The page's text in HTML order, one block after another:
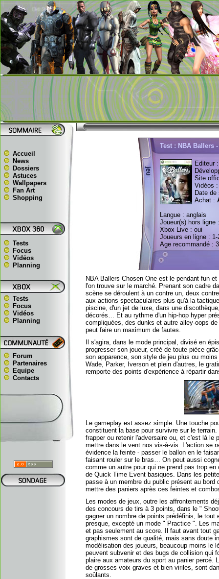
Accueil
News
Dossiers
Astuces
Wallpapers
Fan Art
Shopping
Tests
Focus
Vidéos
Planning
Tests
Focus
Vidéos
Planning
Forum
Partenaires
Equipe
Contacts
Test : NBA Ballers
Editeur
Site
Vidéos
Date de
Achat :
Langue : anglais
Joueur(s) hors ligne
Xbox Live : oui
Joueurs en ligne : 1-
Age recommandé :
NBA Ballers Chosen One est le pendant fun
l'on trouve sur le marché. Prenant son cadre
scène se déroulent à un contre un, deux
aux actions spectaculaires plus qu'à la
piscine, d'un jet de luxe, dans une
décorés… Et au rythme d'un hip-hop hyper
compliquées, des dunks et autre alley-oops
peut faire un maximum de fautes.
Il s'agira, dans le mode principal, divisé en
progresser son joueur, créé de toute pièce
son apparence, son style de jeu plus ou
Wade, Parker, Iverson et plein d'autres, le
remporte des points d'expérience à répartir
Le gameplay est assez simple. Une touche
constituent la base pour survivre sur le
frapper ou retenir l'adversaire ou, et c'est là le
mettre dans le vent nos vis-à-vis. L'action se
évidence la feinte - passer le ballon en le
faisant rouler sur le bras… On peut aussi
comme un autre pour qui ne prend pas trop
de Quick Time Event basiques. Dans les
passe à un membre du public présent au
mettre des paniers après ces feintes et
Les modes de jeux, outre les affrontements
des concours de tirs à 3 points, dans le "
gagner un nombre de points prédéfinis, le
presque, excepté un mode " Practice ". Les
et pas seulement au score. Il faut avant tout
graphismes sont de qualité, mais sans doute
modélisation des joueurs, beaucoup moins le
peuvent subvenir et des bugs de collision qui
plaire aux amateurs du sport au panier percé.
de grosses voix graves et bien viriles, sont
soûlants.